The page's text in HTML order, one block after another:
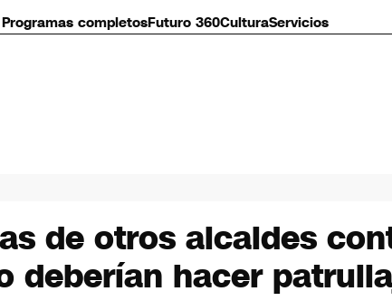
completosFuturo 360CulturaServicios
de otros alcaldes
deberían hacer